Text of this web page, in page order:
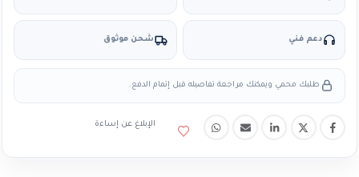
دعم فني شحن موثوق
طلبك محمي ويمكنك مراجعة تفاصيله قبل إتمام الدفع.
الإبلاغ عن إساءة